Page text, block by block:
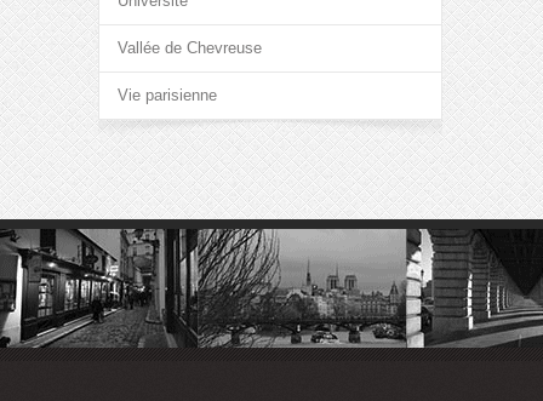
Vallée de Chevreuse
Vie parisienne